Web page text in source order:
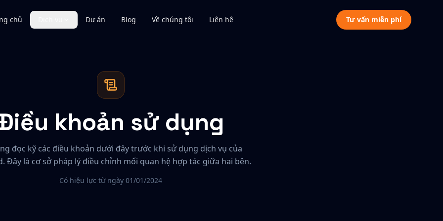
chủ Dự án Blog Về chúng tôi Liên hệ Tư vấn miễn phí
khoản sử dụng
đọc kỹ các điều khoản dưới đây trước khi sử dụng dịch vụ của
. Đây là cơ sở pháp lý điều chỉnh mối quan hệ hợp tác giữa hai bên.
Có hiệu lực từ ngày 01/01/2024